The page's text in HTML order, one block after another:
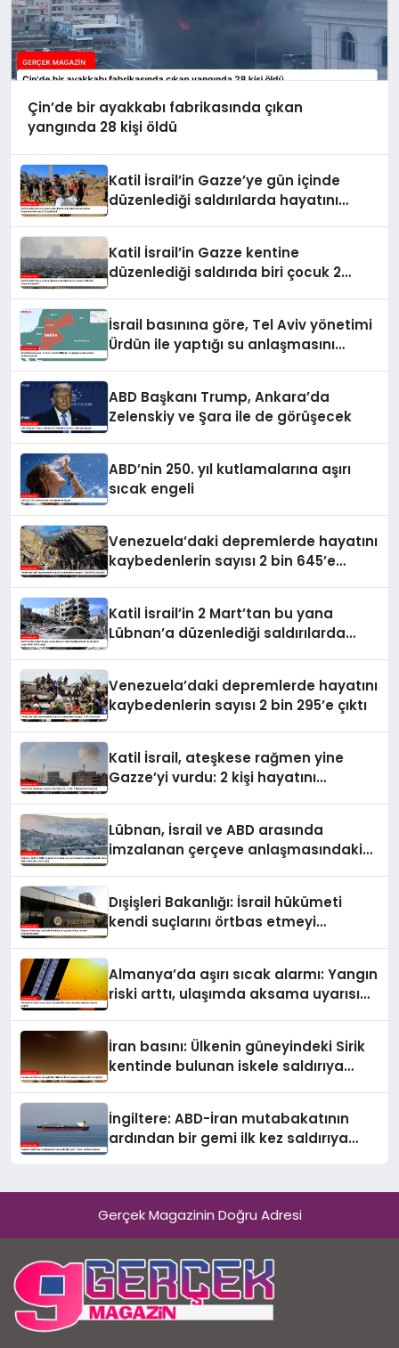
Çin’de bir ayakkabı fabrikasında çıkan
yangında 28 kişi öldü
Katil İsrail’in Gazze’ye gün içinde
düzenlediği saldırılarda hayatını
Katil İsrail’in Gazze kentine
düzenlediği saldırıda biri çocuk 2
İsrail basınına göre, Tel Aviv yönetimi
Ürdün ile yaptığı su anlaşmasını
ABD Başkanı Trump, Ankara’da
Zelenskiy ve Şara ile de görüşecek
ABD’nin 250. yıl kutlamalarına aşırı
sıcak engeli
Venezuela’daki depremlerde hayatını
kaybedenlerin sayısı 2 bin 645’e
Katil İsrail’in 2 Mart’tan bu yana
Lübnan’a düzenlediği saldırılarda
Venezuela’daki depremlerde hayatını
kaybedenlerin sayısı 2 bin 295’e çıktı
Katil İsrail, ateşkese rağmen yine
Gazze’yi vurdu: 2 kişi hayatını
Lübnan, İsrail ve ABD arasında
imzalanan çerçeve anlaşmasındaki
Dışişleri Bakanlığı: İsrail hükümeti
kendi suçlarını örtbas etmeyi
Almanya’da aşırı sıcak alarmı: Yangın
riski arttı, ulaşımda aksama uyarısı
İran basını: Ülkenin güneyindeki Sirik
kentinde bulunan iskele saldırıya
İngiltere: ABD-İran mutabakatının
ardından bir gemi ilk kez saldırıya
Gerçek Magazinin Doğru Adresi